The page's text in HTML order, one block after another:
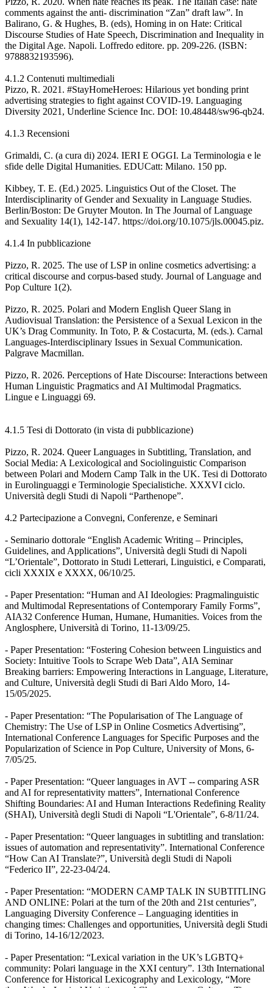
comments against the anti- discrimination “Zan” draft law”. In
Balirano, G. & Hughes, B. (eds), Homing in on Hate: Critical
Discourse Studies of Hate Speech, Discrimination and Inequality in
the Digital Age. Napoli. Loffredo editore. pp. 209-226. (ISBN:
9788832193596).
4.1.2 Contenuti multimediali
Pizzo, R. 2021. #StayHomeHeroes: Hilarious yet bonding print
advertising strategies to fight against COVID-19. Languaging
Diversity 2021, Underline Science Inc. DOI: 10.48448/sw96-qb24.
4.1.3 Recensioni
Grimaldi, C. (a cura di) 2024. IERI E OGGI. La Terminologia e le
sfide delle Digital Humanities. EDUCatt: Milano. 150 pp.
Kibbey, T. E. (Ed.) 2025. Linguistics Out of the Closet. The
Interdisciplinarity of Gender and Sexuality in Language Studies.
Berlin/Boston: De Gruyter Mouton. In The Journal of Language
and Sexuality 14(1), 142-147. https://doi.org/10.1075/jls.00045.piz.
4.1.4 In pubblicazione
Pizzo, R. 2025. The use of LSP in online cosmetics advertising: a
critical discourse and corpus-based study. Journal of Language and
Pop Culture 1(2).
Pizzo, R. 2025. Polari and Modern English Queer Slang in
Audiovisual Translation: the Persistence of a Sexual Lexicon in the
UK’s Drag Community. In Toto, P. & Costacurta, M. (eds.). Carnal
Languages-Interdisciplinary Issues in Sexual Communication.
Palgrave Macmillan.
Pizzo, R. 2026. Perceptions of Hate Discourse: Interactions between
Human Linguistic Pragmatics and AI Multimodal Pragmatics.
Lingue e Linguaggi 69.
4.1.5 Tesi di Dottorato (in vista di pubblicazione)
Pizzo, R. 2024. Queer Languages in Subtitling, Translation, and
Social Media: A Lexicological and Sociolinguistic Comparison
between Polari and Modern Camp Talk in the UK. Tesi di Dottorato
in Eurolinguaggi e Terminologie Specialistiche. XXXVI ciclo.
Università degli Studi di Napoli “Parthenope”.
4.2 Partecipazione a Convegni, Conferenze, e Seminari
- Seminario dottorale “English Academic Writing – Principles,
Guidelines, and Applications”, Università degli Studi di Napoli
“L’Orientale”, Dottorato in Studi Letterari, Linguistici, e Comparati,
cicli XXXIX e XXXX, 06/10/25.
- Paper Presentation: “Human and AI Ideologies: Pragmalinguistic
and Multimodal Representations of Contemporary Family Forms”,
AIA32 Conference Human, Humane, Humanities. Voices from the
Anglosphere, Università di Torino, 11-13/09/25.
- Paper Presentation: “Fostering Cohesion between Linguistics and
Society: Intuitive Tools to Scrape Web Data”, AIA Seminar
Breaking barriers: Empowering Interactions in Language, Literature,
and Culture, Università degli Studi di Bari Aldo Moro, 14-
15/05/2025.
- Paper Presentation: “The Popularisation of The Language of
Chemistry: The Use of LSP in Online Cosmetics Advertising”,
International Conference Languages for Specific Purposes and the
Popularization of Science in Pop Culture, University of Mons, 6-
7/05/25.
- Paper Presentation: “Queer languages in AVT -- comparing ASR
and AI for representativity matters”, International Conference
Shifting Boundaries: AI and Human Interactions Redefining Reality
(SHAI), Università degli Studi di Napoli “L'Orientale”, 6-8/11/24.
- Paper Presentation: “Queer languages in subtitling and translation:
issues of automation and representativity”. International Conference
“How Can AI Translate?”, Università degli Studi di Napoli
“Federico II”, 22-23-04/24.
- Paper Presentation: “MODERN CAMP TALK IN SUBTITLING
AND ONLINE: Polari at the turn of the 20th and 21st centuries”,
Languaging Diversity Conference – Languaging identities in
changing times: Challenges and opportunities, Università degli Studi
di Torino, 14-16/12/2023.
- Paper Presentation: “Lexical variation in the UK’s LGBTQ+
community: Polari language in the XXI century”. 13th International
Conference for Historical Lexicography and Lexicology, “More